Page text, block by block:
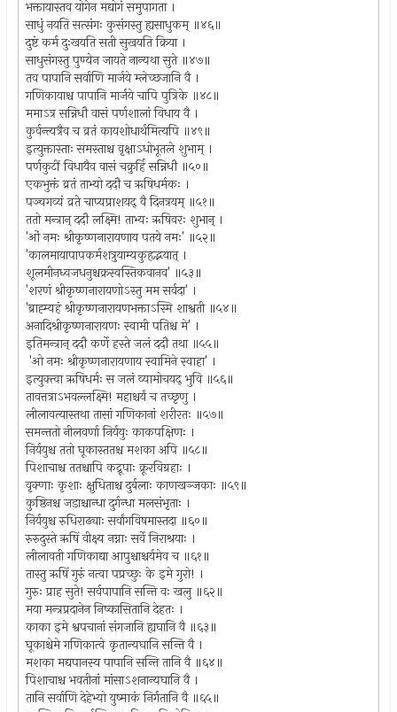
भक्तायास्तव योगेन मद्योगं समुपागता ।
साधुं नयति सत्संगः कुसंगस्तु ह्यसाधुकम् ॥४६॥
दुष्टं कर्म दुःखयति सती सुखयति क्रिया ।
साधुसंगस्तु पुण्येन जायते नान्यथा सुते ॥४७॥
तव पापानि सर्वाणि मार्जये म्लेच्छजानि वै ।
गणिकायाश्च पापानि मार्जये चापि पुत्रिके ॥४८॥
ममाऽत्र सन्निधौ वासं पर्णशालां विधाय वै ।
कुर्वन्त्यत्रैव च व्रतं कायशोधार्थमित्यपि ॥४९॥
इत्युक्तास्ताः समस्ताश्च वृक्षाऽधोभूतले शुभाम् ।
पर्णकुटीं विधायैव वासं चक्रुर्हि सन्निधौ ॥५०॥
एकभुक्तं व्रतं ताभ्यो ददौ च ऋषिधर्मकः ।
पञ्चगव्यं व्रते चाप्यप्राशयद् वै दिनत्रयम् ॥५१॥
ततो मन्त्रान् ददौ लक्ष्मि! ताभ्यः ऋषिवरः शुभान् ।
'ओं नमः श्रीकृष्णनारायणाय पतये नमः' ॥५२॥
'कालमायापापकर्मशत्रुयाम्यकुहृद्भयात् ।
शूलमीनध्वजधनुश्चक्रस्वस्तिकवानव' ॥५३॥
'शरणं श्रीकृष्णनारायणोऽस्तु मम सर्वदा' ।
'ब्राह्म्यहं श्रीकृष्णनारायणभक्ताऽस्मि शाश्वती ॥५४॥
अनादिश्रीकृष्णनारायणः स्वामी पतिश्च मे' ।
इतिमन्त्रान् ददौ कर्णे हस्ते जलं ददौ तथा ॥५५॥
'ओ नमः श्रीकृष्णनारायणाय स्वामिने स्वाहा' ।
इत्युक्त्वा ऋषिधर्मः स जलं व्यामोचयद् भुवि ॥५६॥
तावत्तत्राऽभवल्लक्ष्मि! महाश्चर्यं च तच्छृणु ।
लीलावत्यास्तथा तासां गणिकानां शरीरतः ॥५७॥
समन्ततो नीलवर्णा निर्ययुः काकपक्षिणः ।
निर्ययुश्च ततो घूकास्ततश्च मशका अपि ॥५८॥
पिशाचाश्च ततश्चापि कद्रूपाः क्रूरविग्रहाः ।
वृक्णाः कृशाः क्षुधिताश्च दुर्बलाः काणखञ्जकाः ॥५९॥
कुष्ठिनश्च जडाश्चान्धा दुर्गन्धा मलसंभृताः ।
निर्ययुश्च रुधिराढ्याः सर्वांगविषमास्तदा ॥६०॥
रुरुदुस्ते ऋषिं वीक्ष्य नग्नाः सर्वे निराश्रयाः ।
लीलावती गणिकाद्या आपुश्चाश्चर्यमेव च ॥६१॥
तास्तु ऋषिं गुरुं नत्वा पप्रच्छुः के इमे गुरो! ।
गुरुः प्राह सुते! सर्वपापानि सन्ति वः खलु ॥६२॥
मया मन्त्रप्रदानेन निष्कासितानि देहतः ।
काका इमे श्वपचानां संगजानि ह्यघानि वै ॥६३॥
घूकाश्चेमे गणिकात्वे कृतान्यघानि सन्ति वै ।
मशका मद्यपानस्य पापानि सन्ति तानि वै ॥६४॥
पिशाचाश्च भवतीनां मांसाऽशनान्यघानि वै ।
तानि सर्वाणि देहेभ्यो युष्माकं निर्गतानि वै ॥६५॥